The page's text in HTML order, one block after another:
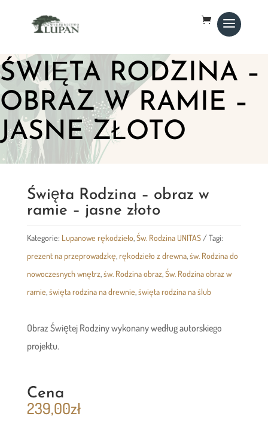
ŚWIĘTA RODZINA –
OBRAZ W RAMIE –
JASNE ZŁOTO
Święta Rodzina – obraz w
ramie – jasne złoto
Kategorie: Lupanowe rękodzieło,Św. Rodzina UNITAS
Tagi:
prezent na przeprowadzkę,rękodzieło z drewna,św. Rodzina do
nowoczesnych wnętrz,św. Rodzina obraz,Św. Rodzina obraz w
ramie,święta rodzina na drewnie,święta rodzina na ślub
Obraz Świętej Rodziny wykonany według autorskiego
projektu.
Cena
239,00zł